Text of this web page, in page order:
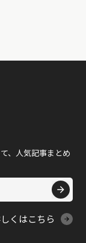
、人気記事まとめ
くはこちら